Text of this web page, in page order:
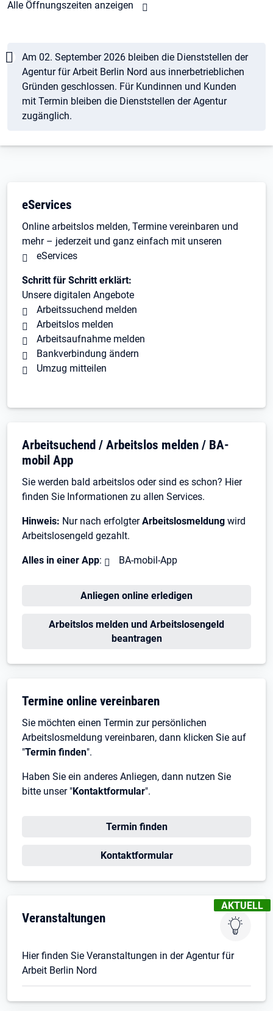
Alle Öffnungszeiten anzeigen
Am 02. September 2026 bleiben die Dienststellen der
Agentur für Arbeit Berlin Nord aus innerbetrieblichen
Gründen geschlossen. Für Kundinnen und Kunden
mit Termin bleiben die Dienststellen der Agentur
zugänglich.
eServices
Online arbeitslos melden, Termine vereinbaren und
mehr – jederzeit und ganz einfach mit unseren
eServices
Schritt für Schritt erklärt:
Unsere digitalen Angebote
Arbeitssuchend melden
Arbeitslos melden
Arbeitsaufnahme melden
Bankverbindung ändern
Umzug mitteilen
Arbeitsuchend / Arbeitslos melden / BA-
mobil App
Sie werden bald arbeitslos oder sind es schon? Hier
finden Sie Informationen zu allen Services.
Hinweis: Nur nach erfolgterArbeitslosmeldung wird
Arbeitslosengeld gezahlt.
Alles in einer App: BA-mobil-App
Öffnet in neuem Tab
Anliegen online erledigen
Öffnet in neuem Tab
Arbeitslos melden und Arbeitslosengeld
beantragen
Termine online vereinbaren
Sie möchten einen Termin zur persönlichen
Arbeitslosmeldung vereinbaren, dann klicken Sie auf
"Termin finden".
Haben Sie ein anderes Anliegen, dann nutzen Sie
bitte unser "Kontaktformular".
Öffnet in neuem Tab
Termin finden
Öffnet in neuem Tab
Kontaktformular
Veranstaltungen
AKTUELL
Hier finden Sie Veranstaltungen in der Agentur für
Arbeit Berlin Nord